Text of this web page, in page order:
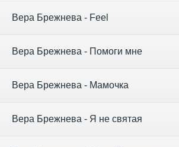
Вера Брежнева - Feel
Вера Брежнева - Помоги мне
Вера Брежнева - Мамочка
Вера Брежнева - Я не святая